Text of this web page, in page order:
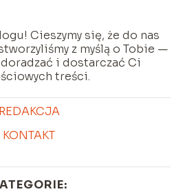
Cieszymy się, że do nas
z myślą o Tobie —
i dostarczać Ci
treści.
REDAKCJA
KONTAKT